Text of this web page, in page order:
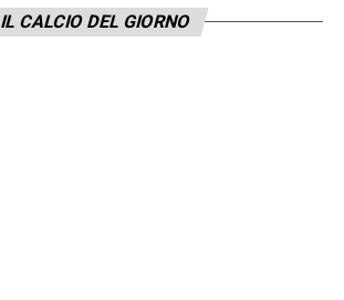
IL CALCIO DEL GIORNO